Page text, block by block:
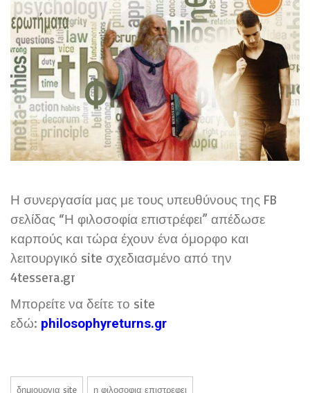
Η συνεργασία μας με τους υπευθύνους της FB
σελίδας “Η φιλοσοφία επιστρέφει” απέδωσε
καρπούς και τώρα έχουν ένα όμορφο και
λειτουργικό site σχεδιασμένο από την
4tessera.gr
Μπορείτε να δείτε το site
εδώ: philosophyreturns.gr
δημιουργια site η φιλοσοφια επιστρεφει